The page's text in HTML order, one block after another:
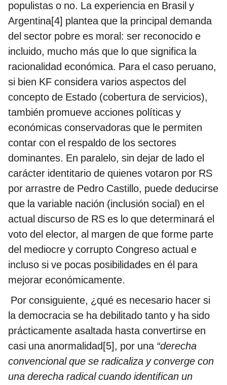
populistas o no. La experiencia en Brasil y
Argentina[4] plantea que la principal demanda
del sector pobre es moral: ser reconocido e
incluido, mucho más que lo que significa la
racionalidad económica. Para el caso peruano,
si bien KF considera varios aspectos del
concepto de Estado (cobertura de servicios),
también promueve acciones políticas y
económicas conservadoras que le permiten
contar con el respaldo de los sectores
dominantes. En paralelo, sin dejar de lado el
carácter identitario de quienes votaron por RS
por arrastre de Pedro Castillo, puede deducirse
que la variable nación (inclusión social) en el
actual discurso de RS es lo que determinará el
voto del elector, al margen de que forme parte
del mediocre y corrupto Congreso actual e
incluso si ve pocas posibilidades en él para
mejorar económicamente.
Por consiguiente, ¿qué es necesario hacer si
la democracia se ha debilitado tanto y ha sido
prácticamente asaltada hasta convertirse en
casi una anormalidad[5], por una “derecha
convencional que se radicaliza y converge con
una derecha radical cuando identifican un